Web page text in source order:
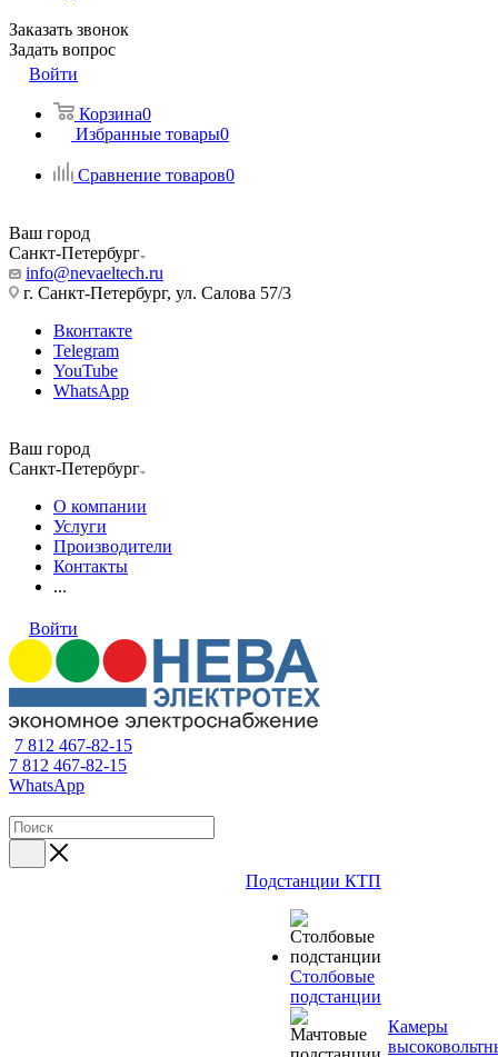
Заказать звонок
Задать вопрос
Войти
Корзина0
Избранные товары0
Сравнение товаров0
Ваш город
Санкт-Петербург
info@nevaeltech.ru
г. Санкт-Петербург, ул. Салова 57/3
Вконтакте
Telegram
YouTube
WhatsApp
Ваш город
Санкт-Петербург
О компании
Услуги
Производители
Контакты
...
Войти
7 812 467-82-15
7 812 467-82-15
WhatsApp
Подстанции КТП
Столбовые
подстанции
Камеры